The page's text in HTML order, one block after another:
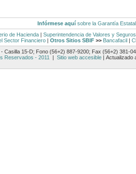
Infórmese aquísobre la Garantía
de Hacienda | Superintendencia de Valores y Seguros
Sector Financiero | Otros Sitios SBIF >> Bancafacil |
Casilla 15-D; Fono (56+2) 887-9200; Fax (56+2) 381-
Reservados - 2011 | Sitio web accesible | Actualizado